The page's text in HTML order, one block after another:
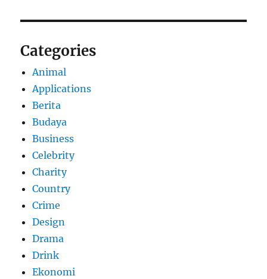
Categories
Animal
Applications
Berita
Budaya
Business
Celebrity
Charity
Country
Crime
Design
Drama
Drink
Ekonomi